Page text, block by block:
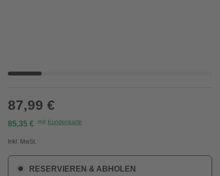
87,99 €
85,35 € mit Kundenkarte
Inkl. MwSt.
RESERVIEREN & ABHOLEN